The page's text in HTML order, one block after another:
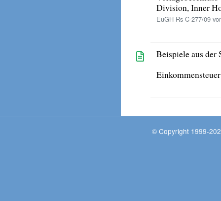
Division, Inner
EuGH Rs C-277/09
Beispiele aus der
Einkommensteuer
© Copyright 1999-